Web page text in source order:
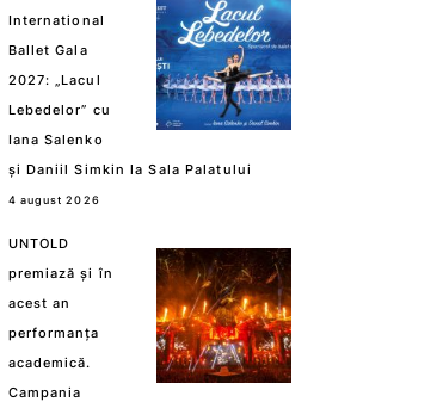
International
Ballet Gala
2027: „Lacul
Lebedelor” cu
Iana Salenko
și Daniil Simkin la Sala Palatului
4 august 2026
UNTOLD
premiază și în
acest an
performanța
academică.
Campania